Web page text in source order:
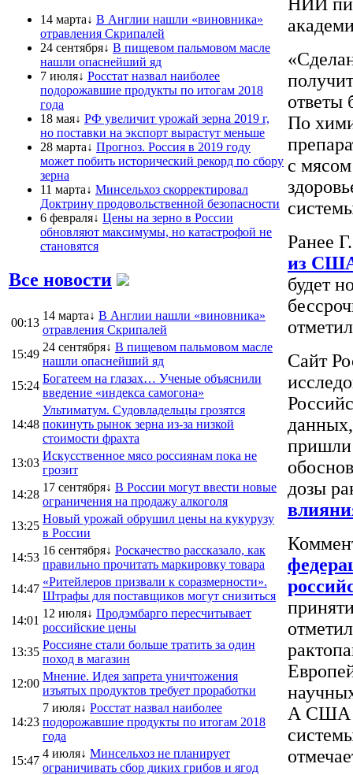
14 марта↓ В Англии нашли «виновника»
отравления Скрипалей
24 сентября↓ В пищевом пальмовом масле
нашли опаснейший яд
7 июля↓ Росстат назвал наиболее
подорожавшие продукты по итогам 2018
года
18 мая↓ РФ увеличит урожай зерна 2019 г,
но поставки на экспорт вырастут меньше
28 марта↓ Прогноз. Россия в 2019 году
может побить исторический рекорд по сбору
зерна
11 марта↓ Минсельхоз скорректировал
Доктрину продовольственной безопасности
6 февраля↓ Цены на зерно в России
обновляют максимумы, но катастрофой не
становятся
Все новости
00:13
14 марта↓ В Англии нашли «виновника»
отравления Скрипалей
15:49
24 сентября↓ В пищевом пальмовом масле
нашли опаснейший яд
15:24
Богатеем на глазах… Ученые объяснили
введение «индекса самогона»
14:48
Ультиматум. Судовладельцы грозятся
покинуть рынок зерна из-за низкой
стоимости фрахта
13:03
Искусственное мясо россиянам пока не
грозит
14:28
17 сентября↓ В России могут ввести новые
ограничения на продажу алкоголя
13:25
Новый урожай обрушил цены на кукурузу
в России
14:53
16 сентября↓ Роскачество рассказало, как
правильно прочитать маркировку товара
14:47
«Ритейлеров призвали к соразмерности».
Штрафы для поставщиков могут снизиться
14:01
12 июля↓ Продэмбарго пересчитывает
российские цены
13:35
Россияне стали больше тратить за один
поход в магазин
12:00
Мнение. Идея запрета уничтожения
изъятых продуктов требует проработки
14:23
7 июля↓ Росстат назвал наиболее
подорожавшие продукты по итогам 2018
года
15:47
4 июля↓ Минсельхоз не планирует
ограничивать сбор диких грибов и ягод
ответы
По
с мясом
Ранее
из
будет
Сайт
пришли
дозы
А США